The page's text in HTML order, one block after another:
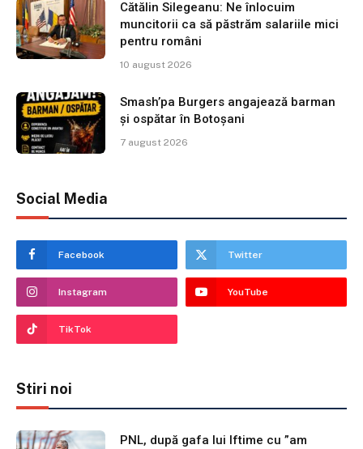
Cătălin Silegeanu: Ne înlocuim
muncitorii ca să păstrăm salariile mici
pentru români
10 august 2026
Smash’pa Burgers angajează barman
și ospătar în Botoșani
7 august 2026
Social Media
Facebook Twitter
Instagram YouTube
TikTok
Stiri noi
PNL, după gafa lui Iftime cu ”am